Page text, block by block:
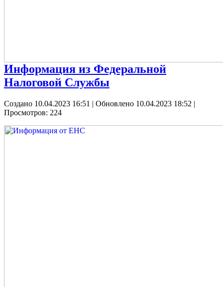
Информация из Федеральной
Налоговой Службы
Создано 10.04.2023 16:51 | Обновлено 10.04.2023 18:52 |
Просмотров: 224